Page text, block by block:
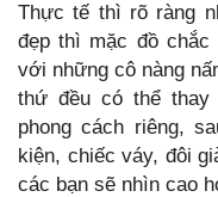
Thực tế thì rõ ràng
đẹp thì mặc đồ
với những cô nàng
thứ đều có thể thay
phong cách riêng,
kiện, chiếc váy, đôi
các bạn sẽ nhìn cao